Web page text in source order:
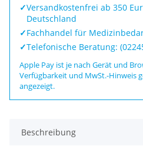
✓Versandkostenfrei ab 350
Deutschland
✓Fachhandel für
✓Telefonische Beratung:
Apple Pay ist je nach Gerät und
Verfügbarkeit und MwSt.-Hinweis
angezeigt.
Beschreibung